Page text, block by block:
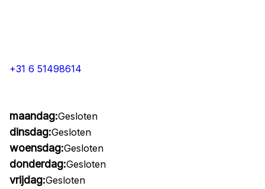
+31 6 51498614
maandag:Gesloten
dinsdag:Gesloten
woensdag:Gesloten
donderdag:Gesloten
vrijdag:Gesloten